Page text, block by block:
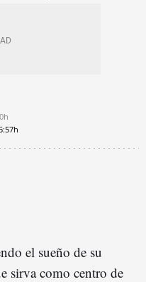
el sueño de su
sirva como centro de